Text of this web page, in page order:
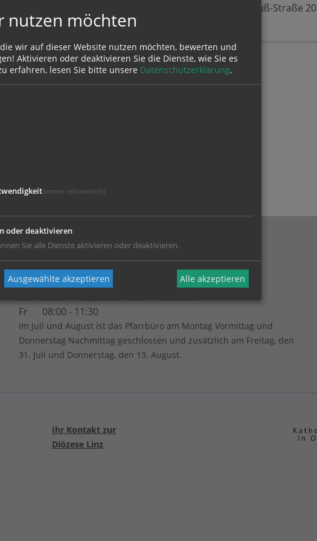
Johann-Strauß-Straße 20
Mo
08:00 - 11:30
Di
08:00 - 11:30
Fr
08:00 - 11:30
Im Juli und August ist das Pfarrbüro am Montag Vormittag und
Donnerstag Nachmittag geschlossen und zusätzlich am Freitag, den
31. Juli und Donnerstag, den 13. August.
Ihr Kontakt zur
Diözese Linz
nutzen möchten
wir auf dieser Website nutzen möchten, bewerten und
Aktivieren oder deaktivieren Sie die Dienste, wie Sie es
erfahren, lesen Sie bitte unsere Datenschutzerklärung.
(immer erforderlich)
oder deaktivieren
Sie alle Dienste aktivieren oder deaktivieren.
Ausgewählte akzeptieren Alle akzeptieren